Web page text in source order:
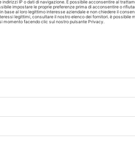
(Ssn) generati dalla
randagismo;
ricadute significative
convivenza con un
anche dal Legislatore con
da affezione, Decreto
come
con l’animale
nuova Legge di bilancio o